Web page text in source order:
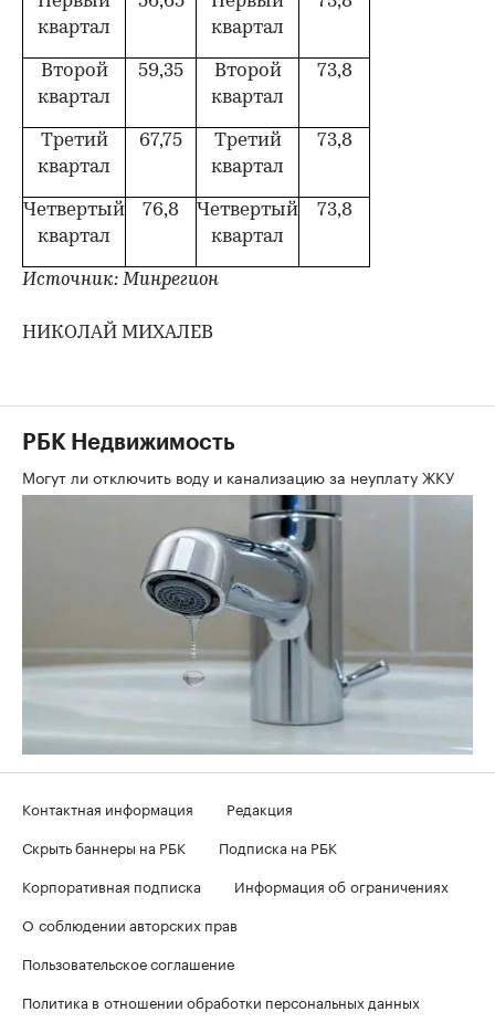
квартал
квартал
Второй
квартал
59,35
Второй
квартал
73,8
Третий
квартал
67,75
Третий
квартал
73,8
Четвертый
квартал
76,8
Четвертый
квартал
73,8
Источник: Минрегион
НИКОЛАЙ МИХАЛЕВ
РБК Недвижимость
Могут ли отключить воду и канализацию за неуплату ЖКУ
Контактная информация
Редакция
Скрыть баннеры на РБК
Подписка на РБК
Корпоративная подписка
Информация об ограничениях
О соблюдении авторских прав
Пользовательское соглашение
Политика в отношении обработки персональных данных